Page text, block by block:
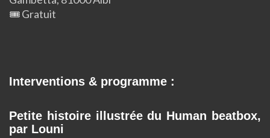
🎟️ Gratuit
Interventions & programme :
Petite histoire illustrée du Human beatbox,
par Louni